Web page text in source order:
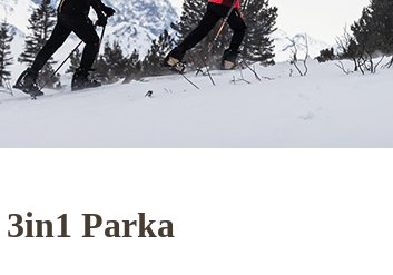
3in1 Parka